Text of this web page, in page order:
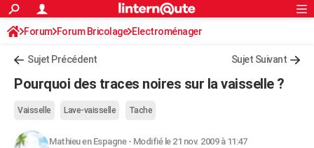
ACTUALITÉS
Politique
Société
Faits Divers
Education
Monde
Villes
+
AUTO
S'inscrire
Connexion
Forum Forum Bricolage Electroménager
Sujet Précédent Sujet Suivant
Pourquoi des traces noires sur la vaisselle ?
Vaisselle Lave-vaisselle Tache
Mathieu en Espagne- Modifié le 21 nov. 2009 à 11:47